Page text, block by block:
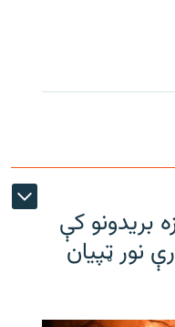
بریدونو کې
نور ټپیان